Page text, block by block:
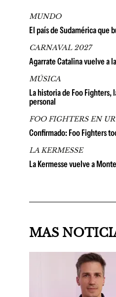
MUNDO
El país de Sudamérica que
CARNAVAL 2027
Agarrate Catalina vuelve a
MÚSICA
La historia de Foo Fighters,
personal
FOO FIGHTERS EN
Confirmado: Foo Fighters
LA KERMESSE
La Kermesse vuelve a
MAS